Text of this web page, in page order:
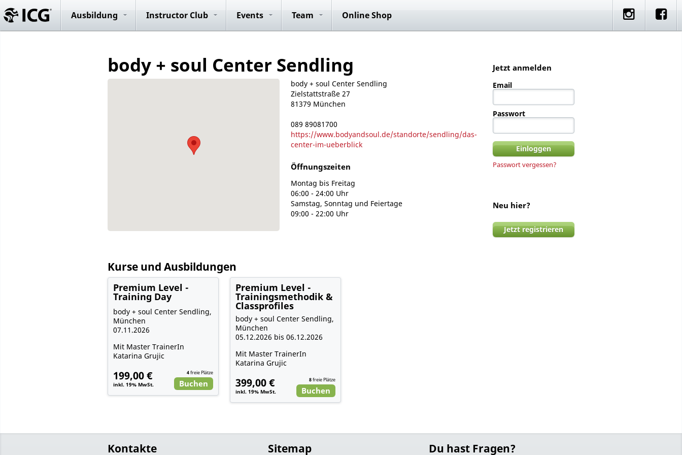
Ausbildung Instructor Club Events Team Online Shop
System Konzepte Anmeldung
Anmeldung Vorteile
Evolution Ride Club Rides Team Rides
ICG® Master
body + soul Center Sendling
body + soul Center Sendling
Zielstattstraße 27
81379 München
089 89081700
https://www.bodyandsoul.de/standorte/sendling/das-
center-im-ueberblick
Öffnungszeiten
Montag bis Freitag
06:00 - 24:00 Uhr
Samstag, Sonntag und Feiertage
09:00 - 22:00 Uhr
Kurse und Ausbildungen
Premium Level -
Training Day
body + soul Center Sendling,
München
07.11.2026
Mit Master TrainerIn
Katarina Grujic
199,00 €
inkl. 19% MwSt.
4freie Plätze
Buchen
Premium Level -
Trainingsmethodik &
Classprofiles
body + soul Center Sendling,
München
05.12.2026 bis 06.12.2026
Mit Master TrainerIn
Katarina Grujic
399,00 €
inkl. 19% MwSt.
8freie Plätze
Buchen
Jetzt anmelden
Email
Passwort
Passwort vergessen?
Neu hier?
Jetzt registrieren
Kontakte Sitemap Du hast Fragen?